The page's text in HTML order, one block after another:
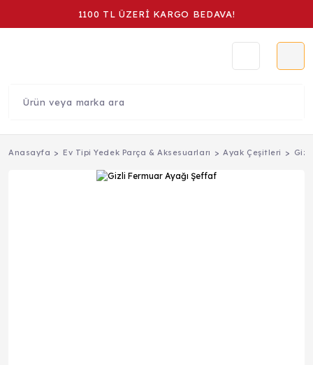
1100 TL ÜZERİ KARGO BEDAVA!
Anasayfa Ev Tipi Yedek Parça & Aksesuarları Ayak Çeşitleri